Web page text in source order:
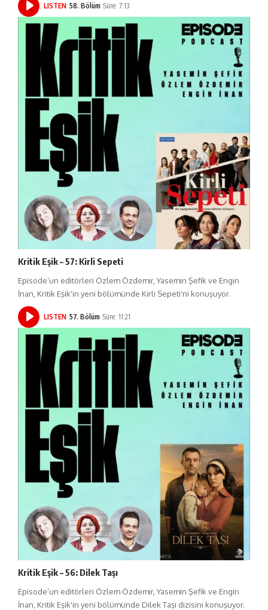
LISTEN 58. Bölüm Süre: 7:13
Kritik Eşik – 57: Kirli Sepeti
Episode’un editörleri Özlem Özdemir, Yasemin Şefik ve Engin
İnan, Kritik Eşik'in yeni bölümünde Kirli Sepeti'ni konuşuyor.
LISTEN 57. Bölüm Süre: 11:21
Kritik Eşik – 56: Dilek Taşı
Episode’un editörleri Özlem Özdemir, Yasemin Şefik ve Engin
İnan, Kritik Eşik'in yeni bölümünde Dilek Taşı dizisini konuşuyor.